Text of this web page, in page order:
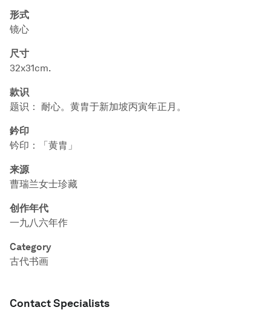
形式
镜心
尺寸
32x31cm.
款识
题识： 耐心。黄胄于新加坡丙寅年正月。
鈐印
钤印：「黄胄」
来源
曹瑞兰女士珍藏
创作年代
一九八六年作
Category
古代书画
Contact Specialists